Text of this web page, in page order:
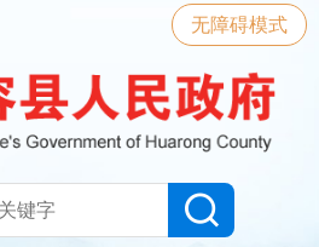
无障碍模式